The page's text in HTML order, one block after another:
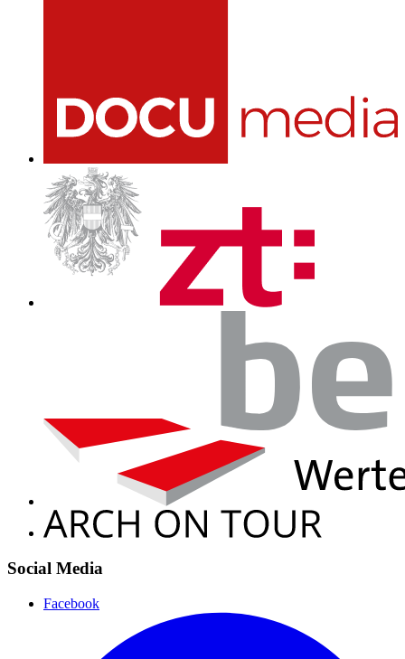
Social Media
Facebook